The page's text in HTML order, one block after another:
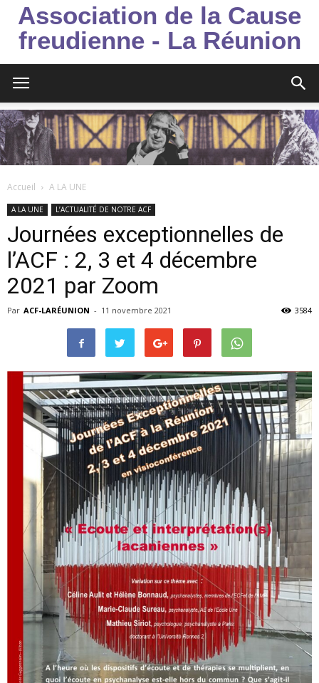
Association de la Cause
freudienne - La Réunion
Accueil A LA UNE
A LA UNE L’ACTUALITÉ DE NOTRE ACF
Journées exceptionnelles de
l’ACF : 2, 3 et 4 décembre
2021 par Zoom
Par ACF-LARÉUNION - 11 novembre 2021 3584